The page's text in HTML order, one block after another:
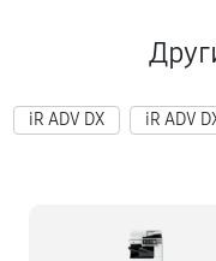
iR ADV DX iR ADV